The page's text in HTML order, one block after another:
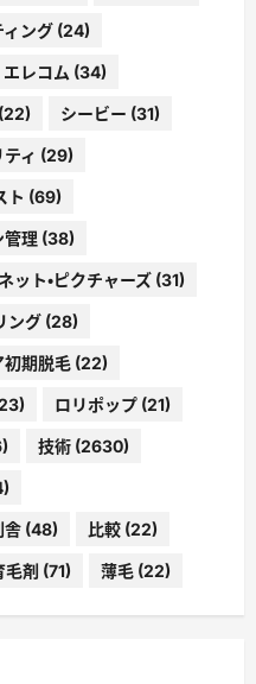
ィング (24)
エレコム (34)
(22) シービー (31)
ィ (29)
ト (69)
管理 (38)
ット・ピクチャーズ (31)
ング (28)
初期脱毛 (22)
ロリポップ (21)
技術 (2630)
舎 (48) 比較 (22)
毛剤 (71) 薄毛 (22)